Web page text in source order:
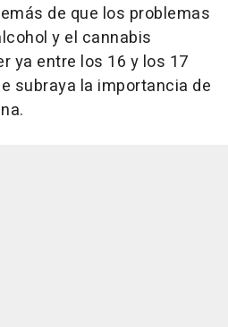
de que los problemas
y el cannabis
ya entre los 16 y los 17
subraya la importancia de